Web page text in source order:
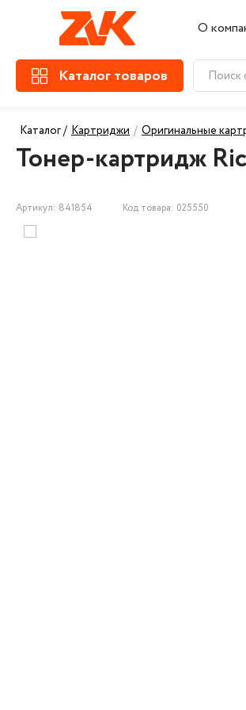
О
Каталог товаров
Каталог / Картриджи / Оригинальные
Тонер-картридж
Артикул: 841854 Код товара: 025550